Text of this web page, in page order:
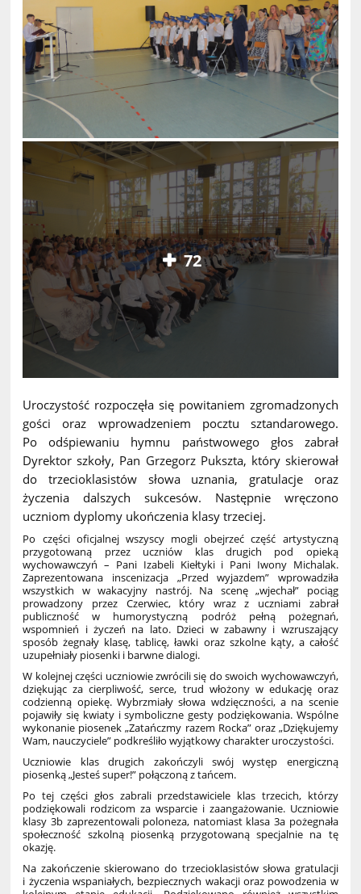
72
Uroczystość rozpoczęła się powitaniem zgromadzonych
gości oraz wprowadzeniem pocztu sztandarowego.
Po odśpiewaniu hymnu państwowego głos zabrał
Dyrektor szkoły, Pan Grzegorz Pukszta, który skierował
do trzecioklasistów słowa uznania, gratulacje oraz
życzenia dalszych sukcesów. Następnie wręczono
uczniom dyplomy ukończenia klasy trzeciej.
Po części oficjalnej wszyscy mogli obejrzeć część artystyczną
przygotowaną przez uczniów klas drugich pod opieką
wychowawczyń – Pani Izabeli Kiełtyki i Pani Iwony Michalak.
Zaprezentowana inscenizacja „Przed wyjazdem” wprowadziła
wszystkich w wakacyjny nastrój. Na scenę „wjechał” pociąg
prowadzony przez Czerwiec, który wraz z uczniami zabrał
publiczność w humorystyczną podróż pełną pożegnań,
wspomnień i życzeń na lato. Dzieci w zabawny i wzruszający
sposób żegnały klasę, tablicę, ławki oraz szkolne kąty, a całość
uzupełniały piosenki i barwne dialogi.
W kolejnej części uczniowie zwrócili się do swoich wychowawczyń,
dziękując za cierpliwość, serce, trud włożony w edukację oraz
codzienną opiekę. Wybrzmiały słowa wdzięczności, a na scenie
pojawiły się kwiaty i symboliczne gesty podziękowania. Wspólne
wykonanie piosenek „Zatańczmy razem Rocka” oraz „Dziękujemy
Wam, nauczyciele” podkreśliło wyjątkowy charakter uroczystości.
Uczniowie klas drugich zakończyli swój występ energiczną
piosenką „Jesteś super!” połączoną z tańcem.
Po tej części głos zabrali przedstawiciele klas trzecich, którzy
podziękowali rodzicom za wsparcie i zaangażowanie. Uczniowie
klasy 3b zaprezentowali poloneza, natomiast klasa 3a pożegnała
społeczność szkolną piosenką przygotowaną specjalnie na tę
okazję.
Na zakończenie skierowano do trzecioklasistów słowa gratulacji
i życzenia wspaniałych, bezpiecznych wakacji oraz powodzenia w